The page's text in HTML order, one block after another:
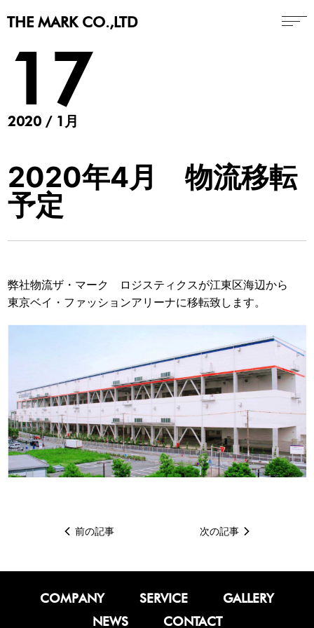
THE MARK CO.,LTD
17
2020 / 1月
2020年4月 物流移転
予定
弊社物流ザ・マーク ロジスティクスが江東区海辺から
東京ベイ・ファッションアリーナに移転致します。
前の記事 次の記事
COMPANY SERVICE
GALLERY
NEWS
CONTACT